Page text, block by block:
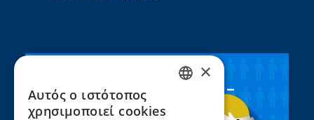
Συνεργασία ΣEEN –
UNICEF
×
Αυτός ο ιστότοπος
χρησιμοποιεί cookies